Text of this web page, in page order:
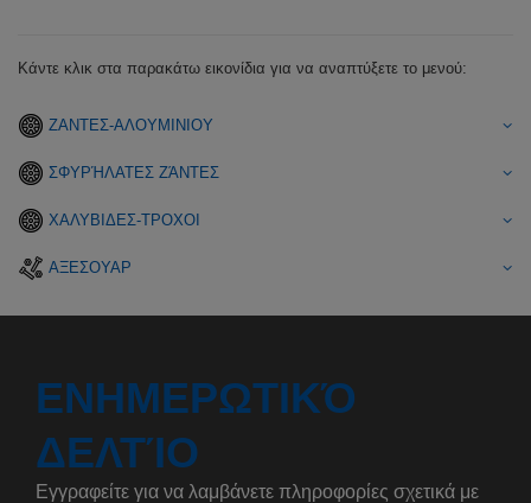
Κάντε κλικ στα παρακάτω εικονίδια για να αναπτύξετε το μενού:
ΖΑΝΤΕΣ-ΑΛΟΥΜΙΝΙΟΥ
ΣΦΥΡΉΛΑΤΕΣ ΖΆΝΤΕΣ
ΧΑΛΥΒΙΔΕΣ-ΤΡΟΧΟΙ
ΑΞΕΣΟΥΑΡ
ΕΝΗΜΕΡΩΤΙΚΌ
ΔΕΛΤΊΟ
Εγγραφείτε για να λαμβάνετε πληροφορίες σχετικά με